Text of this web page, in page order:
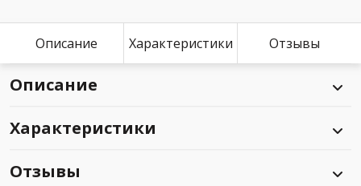
Описание Характеристики Отзывы
Описание
Характеристики
Отзывы